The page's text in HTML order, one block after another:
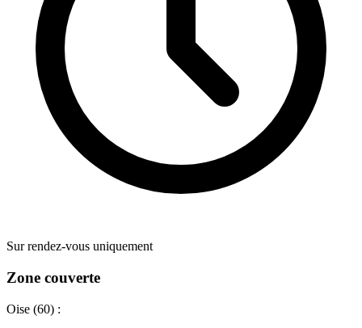
Sur rendez-vous uniquement
Zone couverte
Oise (60) :